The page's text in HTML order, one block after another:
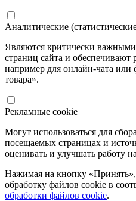
Аналитические
Являются критически
страниц сайта и
например для онлайн-чата или
товара».
Рекламные cookie
Могут использоваться для
посещаемых страницах и
оценивать и улучшать работу
Нажимая на кнопку «Принять»,
обработку файлов cookie в
обработки файлов cookie.